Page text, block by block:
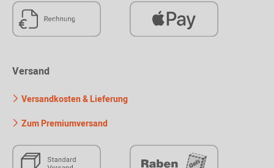
Versand
Versandkosten & Lieferung
Zum Premiumversand